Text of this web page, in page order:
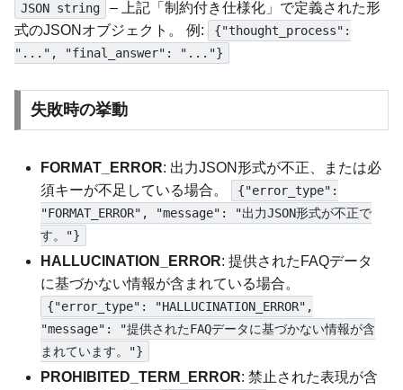
JSON string
– 上記「制約付き仕様化」で定義された形
式のJSONオブジェクト。 例:
{"thought_process":
"...", "final_answer": "..."}
失敗時の挙動
FORMAT_ERROR: 出力JSON形式が不正、または必
須キーが不足している場合。
{"error_type":
"FORMAT_ERROR", "message": "出力JSON形式が不正で
す。"}
HALLUCINATION_ERROR: 提供されたFAQデータ
に基づかない情報が含まれている場合。
{"error_type": "HALLUCINATION_ERROR",
"message": "提供されたFAQデータに基づかない情報が含
まれています。"}
PROHIBITED_TERM_ERROR: 禁止された表現が含